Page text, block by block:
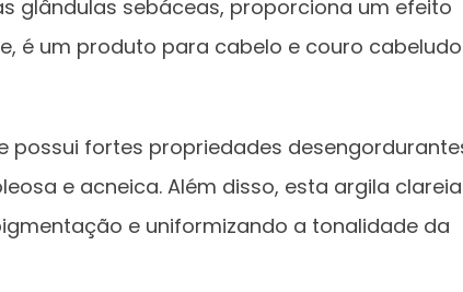
glândulas sebáceas, proporciona um efeito
é um produto para cabelo e couro cabeludo
possui fortes propriedades
e acneica. Além disso, esta argila clareia
e uniformizando a tonalidade da